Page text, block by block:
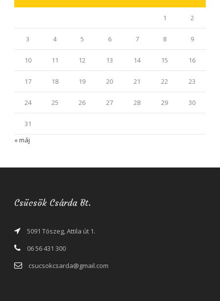
1 2
3 4 5 6 7 8 9
10 11 12 13 14 15 16
17 18 19 20 21 22 23
24 25 26 27 28 29 30
31
« máj
Csücsök Csárda Bt.
5091 Tószeg, Attila út 1.
06 56 431 300
csucsokcsarda@gmail.com